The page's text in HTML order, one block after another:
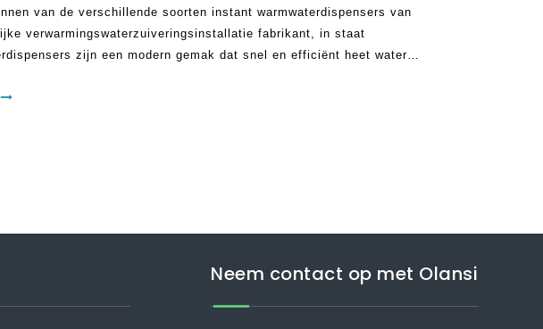
van de verschillende soorten instant warmwaterdispensers van
verwarmingswaterzuiveringsinstallatie fabrikant, in staat
zijn een modern gemak dat snel en efficiënt heet water
andere warm
Neem contact op met Olansi